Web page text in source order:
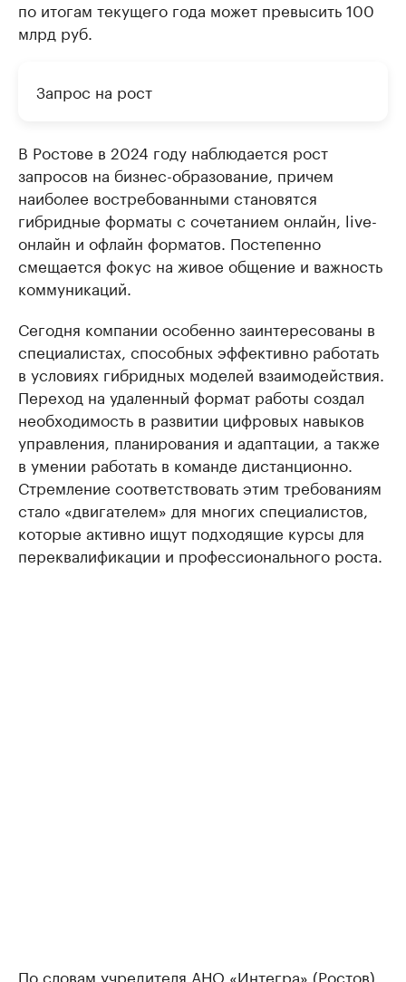
по итогам текущего года может превысить 100
млрд руб.
Запрос на рост
В Ростове в 2024 году наблюдается рост
запросов на бизнес-образование, причем
наиболее востребованными становятся
гибридные форматы с сочетанием онлайн, live-
онлайн и офлайн форматов. Постепенно
смещается фокус на живое общение и важность
коммуникаций.
Сегодня компании особенно заинтересованы в
специалистах, способных эффективно работать
в условиях гибридных моделей взаимодействия.
Переход на удаленный формат работы создал
необходимость в развитии цифровых навыков
управления, планирования и адаптации, а также
в умении работать в команде дистанционно.
Стремление соответствовать этим требованиям
стало «двигателем» для многих специалистов,
которые активно ищут подходящие курсы для
переквалификации и профессионального роста.
По словам учредителя АНО «Интегра» (Ростов)